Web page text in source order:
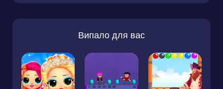
Випало для вас